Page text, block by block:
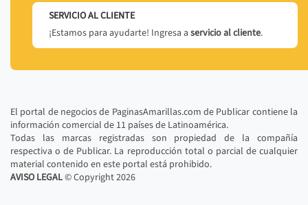
SERVICIO AL CLIENTE
¡Estamos para ayudarte! Ingresa a servicio al cliente.
El portal de negocios de PaginasAmarillas.com de Publicar contiene la
información comercial de 11 países de Latinoamérica.
Todas las marcas registradas son propiedad de la compañía
respectiva o de Publicar. La reproducción total o parcial de cualquier
material contenido en este portal está prohibido.
AVISO LEGAL© Copyright2026